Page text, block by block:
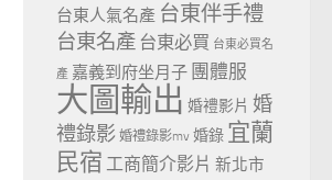
台東人氣名產 台東伴手禮
台東名產 台東必買 台東必買名
產 嘉義到府坐月子 團體服
大圖輸出 婚禮影片 婚
禮錄影 婚禮錄影mv 婚錄 宜蘭
民宿 工商簡介影片 新北市